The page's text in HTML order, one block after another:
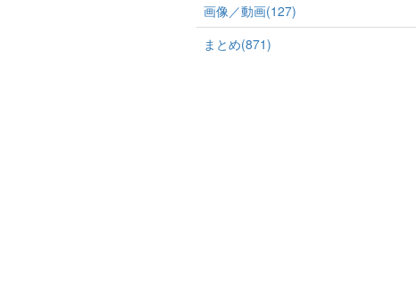
画像／動画(127)
まとめ(871)